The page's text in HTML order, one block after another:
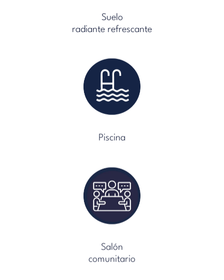
Suelo
radiante refrescante
Piscina
Salón
comunitario